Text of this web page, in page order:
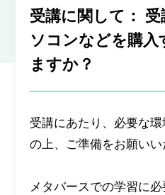
受講に関して：
ソコンなどを購入
ますか？
受講にあたり、必要な
の上、ご準備をお願いい
メタバースでの学習に